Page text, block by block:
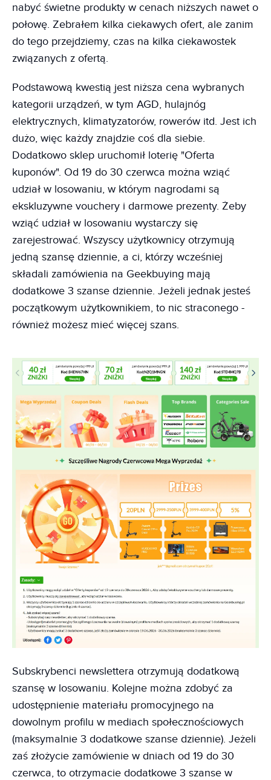
nabyć świetne produkty w cenach niższych nawet o
połowę. Zebrałem kilka ciekawych ofert, ale zanim
do tego przejdziemy, czas na kilka ciekawostek
związanych z ofertą.
Podstawową kwestią jest niższa cena wybranych
kategorii urządzeń, w tym AGD, hulajnóg
elektrycznych, klimatyzatorów, rowerów itd. Jest ich
dużo, więc każdy znajdzie coś dla siebie.
Dodatkowo sklep uruchomił loterię "Oferta
kuponów". Od 19 do 30 czerwca można wziąć
udział w losowaniu, w którym nagrodami są
ekskluzywne vouchery i darmowe prezenty. Żeby
wziąć udział w losowaniu wystarczy się
zarejestrować. Wszyscy użytkownicy otrzymują
jedną szansę dziennie, a ci, którzy wcześniej
składali zamówienia na Geekbuying mają
dodatkowe 3 szanse dziennie. Jeżeli jednak jesteś
początkowym użytkownikiem, to nic straconego -
również możesz mieć więcej szans.
Subskrybenci newslettera otrzymują dodatkową
szansę w losowaniu. Kolejne można zdobyć za
udostępnienie materiału promocyjnego na
dowolnym profilu w mediach społecznościowych
(maksymalnie 3 dodatkowe szanse dziennie). Jeżeli
zaś złożycie zamówienie w dniach od 19 do 30
czerwca, to otrzymacie dodatkowe 3 szanse w